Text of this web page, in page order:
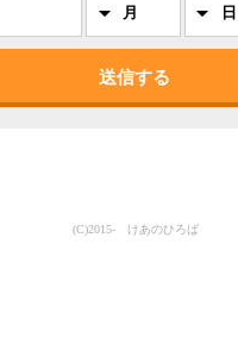
(C)2015- けあのひろば